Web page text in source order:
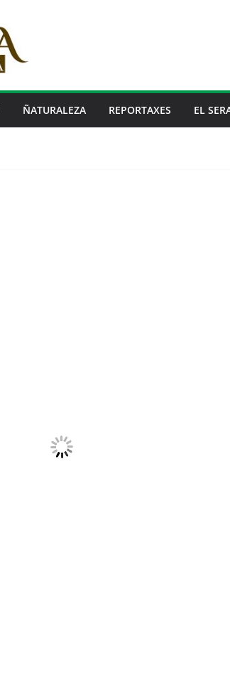
ÑATURALEZA REPORTAXES EL